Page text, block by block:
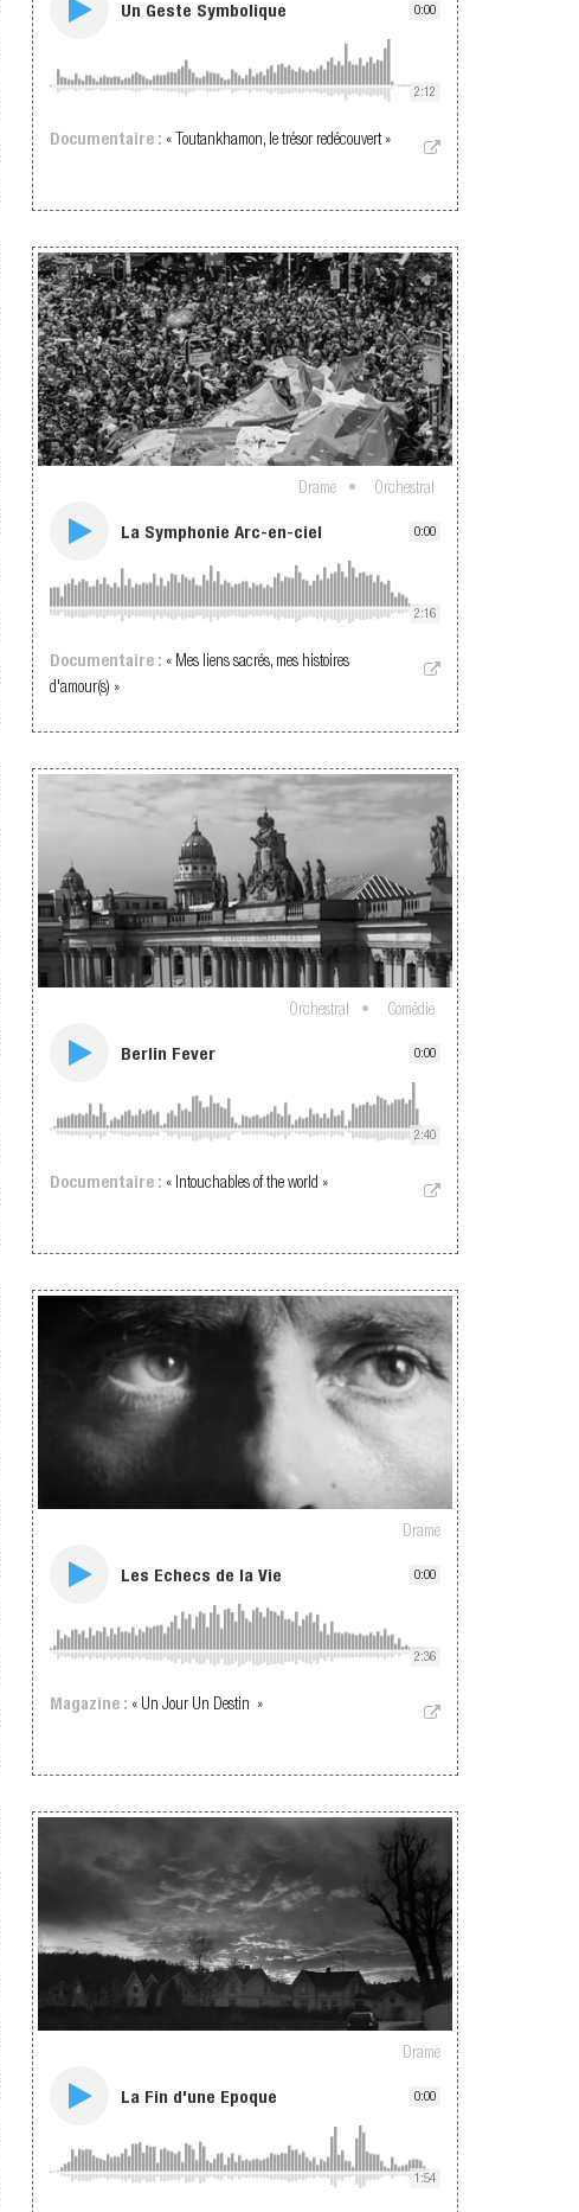
0:00
Un Geste Symbolique
2:12
Documentaire : « Toutankhamon, le trésor redécouvert »
Drame Orchestral
0:00
La Symphonie Arc-en-ciel
2:16
Documentaire : « Mes liens sacrés, mes histoires
d'amour(s) »
Orchestral Comédie
0:00
Berlin Fever
2:40
Documentaire : « Intouchables of the world »
Drame
0:00
Les Echecs de la Vie
2:36
Magazine : « Un Jour Un Destin »
Drame
0:00
La Fin d'une Epoque
1:54